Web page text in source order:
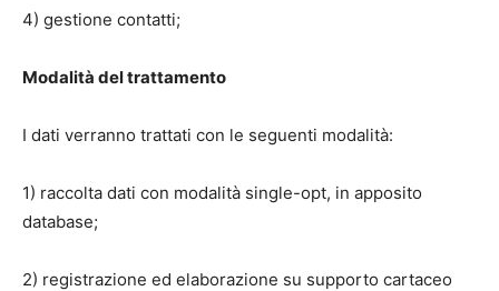
4) gestione contatti;
Modalità del trattamento
I dati verranno trattati con le seguenti modalità:
1) raccolta dati con modalità single-opt, in apposito
database;
2) registrazione ed elaborazione su supporto cartaceo